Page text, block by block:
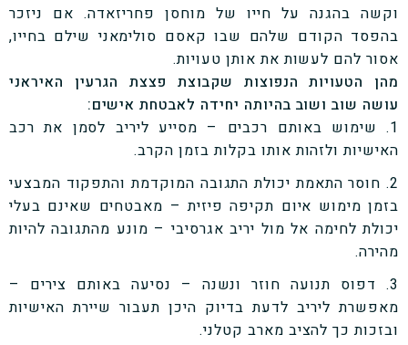
וקשה בהגנה על חייו של מוחסן פחריזאדה. אם ניזכר
בהפסד הקודם שלהם שבו קאסם סולימאני שילם בחייו,
אסור להם לעשות את אותן טעויות.
מהן הטעויות הנפוצות שקבוצת פצצת הגרעין האיראני
עושה שוב ושוב בהיותה יחידה לאבטחת אישים:
1. שימוש באותם רכבים – מסייע ליריב לסמן את רכב
האישיות ולזהות אותו בקלות בזמן הקרב.
2. חוסר התאמת יכולת התגובה המוקדמת והתפקוד המבצעי
בזמן מימוש איום תקיפה פיזית – מאבטחים שאינם בעלי
יכולת לחימה אל מול יריב אגרסיבי – מונע מהתגובה להיות
מהירה.
3. דפוס תנועה חוזר ונשנה – נסיעה באותם צירים –
מאפשרת ליריב לדעת בדיוק היכן תעבור שיירת האישיות
ובזכות כך להציב מארב קטלני.